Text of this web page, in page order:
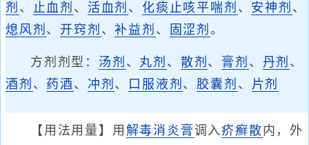
剂 、 止血剂 、 活血剂 、 化痰止咳平喘剂 、 安神剂 、
熄风剂 、 开窍剂 、补益剂 、 固涩剂。
方剂剂型： 汤剂 、 丸剂 、 散剂 、 膏剂 、 丹剂 、
酒剂 、 药酒 、 冲剂 、 口服液剂 、 胶囊剂 、 片剂
【用法用量】用 解毒消炎膏调入疥癣散内，外